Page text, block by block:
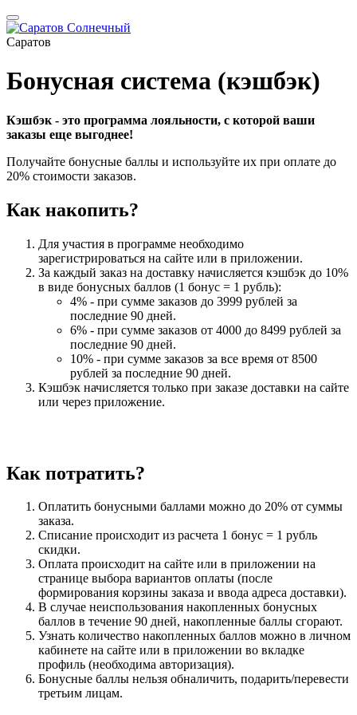
Саратов
Бонусная система (кэшбэк)
Кэшбэк - это программа лояльности, с которой ваши
заказы еще выгоднее!
Получайте бонусные баллы и используйте их при оплате до
20% стоимости заказов.
Как накопить?
Для участия в программе необходимо
зарегистрироваться на сайте или в приложении.
За каждый заказ на доставку начисляется кэшбэк до 10%
в виде бонусных баллов (1 бонус = 1 рубль):
4% - при сумме заказов до 3999 рублей за
последние 90 дней.
6% - при сумме заказов от 4000 до 8499 рублей за
последние 90 дней.
10% - при сумме заказов за все время от 8500
рублей за последние 90 дней.
Кэшбэк начисляется только при заказе доставки на сайте
или через приложение.
Как потратить?
Оплатить бонусными баллами можно до 20% от суммы
заказа.
Списание происходит из расчета 1 бонус = 1 рубль
скидки.
Оплата происходит на сайте или в приложении на
странице выбора вариантов оплаты (после
формирования корзины заказа и ввода адреса доставки).
В случае неиспользования накопленных бонусных
баллов в течение 90 дней, накопленные баллы сгорают.
Узнать количество накопленных баллов можно в личном
кабинете на сайте или в приложении во вкладке
профиль (необходима авторизация).
Бонусные баллы нельзя обналичить, подарить/перевести
третьим лицам.